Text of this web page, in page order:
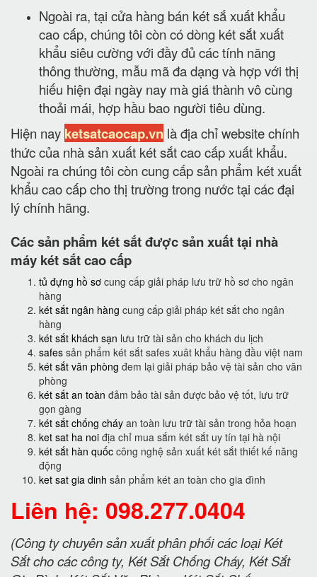
Ngoài ra, tại cửa hàng bán két sắ xuất khẩu
cao cấp, chúng tôi còn có dòng két sắt xuất
khẩu siêu cường với đầy đủ các tính năng
thông thường, mẫu mã đa dạng và hợp với thị
hiếu hiện đại ngày nay mà giá thành vô cùng
thoải mái, hợp hầu bao người tiêu dùng.
Hiện nay ketsatcaocap.vn là địa chỉ website chính
thức của nhà sản xuất két sắt cao cấp xuất khẩu.
Ngoài ra chúng tôi còn cung cấp sản phẩm két xuất
khẩu cao cấp cho thị trường trong nước tại các đại
lý chính hãng.
Các sản phẩm két sắt được sản xuất tại nhà
máy két sắt cao cấp
tủ đựng hồ sơ cung cấp giải pháp lưu trữ hồ sơ cho ngân
hàng
két sắt ngân hàng cung cấp giải pháp két sắt cho ngân
hàng
két sắt khách sạn lưu trữ tài sản cho khách du lịch
safes sản phẩm két sắt safes xuât khẩu hàng đầu việt nam
két sắt văn phòng đem lại giải pháp bảo vệ tài sản cho văn
phòng
két sắt an toàn đảm bảo tài sản được bảo vệ tốt, lưu trữ
gọn gàng
két sắt chống cháy an toàn lưu trữ tài sản trong hỏa hoạn
ket sat ha noi địa chỉ mua sắm két sắt uy tín tại hà nội
két sắt hàn quốc công nghệ sản xuất két sắt thiết kế năng
động
ket sat gia dinh sản phẩm két an toàn cho gia đình
Liên hệ: 098.277.0404
(Công ty chuyên sản xuất phân phối các loại Két
Sắt cho các công ty, Két Sắt Chống Cháy, Két Sắt